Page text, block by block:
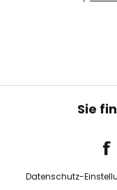
Sie
Datenschutz-